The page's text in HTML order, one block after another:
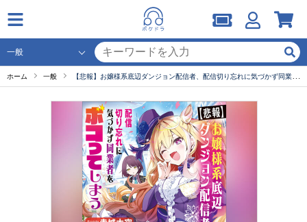
ホーム 一般 【悲報】お嬢様系底辺ダンジョン配信者、配信切り忘れに気づかず同業者をボコってしまう～けど相手が若手最強の迷惑系配信者だったらしくアホ程バズって伝説になってますわ！？～（ガガガ文庫）